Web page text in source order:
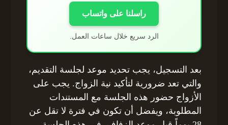
راسلنا على واتساب
الرد سريع خلال ساعات العمل.
بعد التسجيل، يجب تحديد موعد لجلسة التقديم،
والتي تعد ضرورية لتأكيد نية الزواج. يجب على
الأزواج حضور هذه الجلسة مع المستندات
المطلوبة، ويفضل أن تكون في فترة لا تقل عن